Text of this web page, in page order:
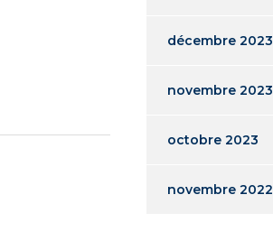
décembre 2023
novembre 2023
octobre 2023
novembre 2022